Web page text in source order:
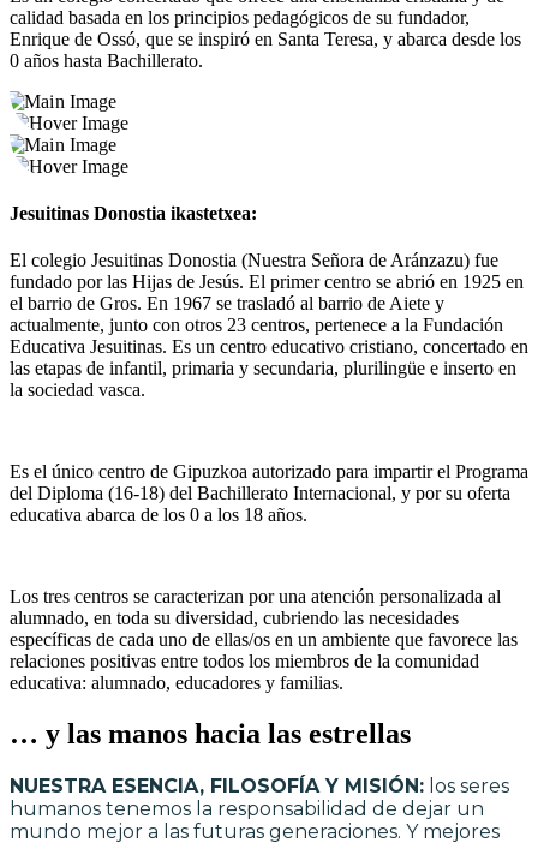
calidad basada en los principios pedagógicos de su fundador,
Enrique de Ossó, que se inspiró en Santa Teresa, y abarca desde los
0 años hasta Bachillerato.
Jesuitinas Donostia ikastetxea:
El colegio Jesuitinas Donostia (Nuestra Señora de Aránzazu) fue
fundado por las Hijas de Jesús. El primer centro se abrió en 1925 en
el barrio de Gros. En 1967 se trasladó al barrio de Aiete y
actualmente, junto con otros 23 centros, pertenece a la Fundación
Educativa Jesuitinas. Es un centro educativo cristiano, concertado en
las etapas de infantil, primaria y secundaria, plurilingüe e inserto en
la sociedad vasca.
Es el único centro de Gipuzkoa autorizado para impartir el Programa
del Diploma (16-18) del Bachillerato Internacional, y por su oferta
educativa abarca de los 0 a los 18 años.
Los tres centros se caracterizan por una atención personalizada al
alumnado, en toda su diversidad, cubriendo las necesidades
específicas de cada uno de ellas/os en un ambiente que favorece las
relaciones positivas entre todos los miembros de la comunidad
educativa: alumnado, educadores y familias.
… y las manos hacia las estrellas
NUESTRA ESENCIA, FILOSOFÍA Y MISIÓN: los seres
humanos tenemos la responsabilidad de dejar un
mundo mejor a las futuras generaciones. Y mejores